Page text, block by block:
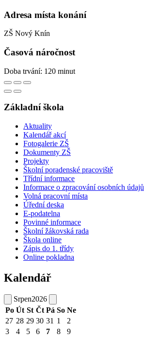
Adresa místa konání
ZŠ Nový Knín
Časová náročnost
Doba trvání: 120 minut
Základní škola
Aktuality
Kalendář akcí
Fotogalerie ZŠ
Dokumenty ZŠ
Projekty
Školní poradenské pracoviště
Třídní informace
Informace o zpracování osobních údajů
Volná pracovní místa
Úřední deska
E-podatelna
Povinné informace
Školní žákovská rada
Škola online
Zápis do 1. třídy
Online pokladna
Kalendář
Srpen2026
Po Út St Čt Pá So Ne
27 28 29 30 31 1
2
3
4 5 6 7 8
9